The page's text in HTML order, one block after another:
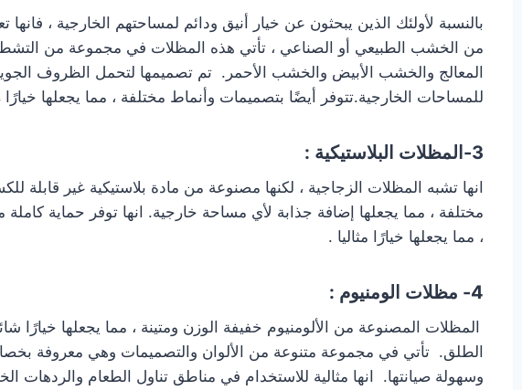
بالنسبة لأولئك الذين يبحثون عن خيار أنيق ودائم لمساحتهم الخارجية ، فانها
من الخشب الطبيعي أو الصناعي ، تأتي هذه المظلات في مجموعة من
المعالج والخشب الأبيض والخشب الأحمر. تم تصميمها لتحمل الظروف
للمساحات الخارجية.تتوفر أيضًا بتصميمات وأنماط مختلفة ، مما يجعلها
3-المظلات البلاستيكية :
انها تشبه المظلات الزجاجية ، لكنها مصنوعة من مادة بلاستيكية غير قابلة
مختلفة ، مما يجعلها إضافة جذابة لأي مساحة خارجية. انها توفر حماية
، مما يجعلها خيارًا مثاليا .
4- مظلات الومنيوم :
المظلات المصنوعة من الألومنيوم خفيفة الوزن ومتينة ، مما يجعلها خيارًا
الطلق. تأتي في مجموعة متنوعة من الألوان والتصميمات وهي معروفة
وسهولة صيانتها. انها مثالية للاستخدام في مناطق تناول الطعام والردهات